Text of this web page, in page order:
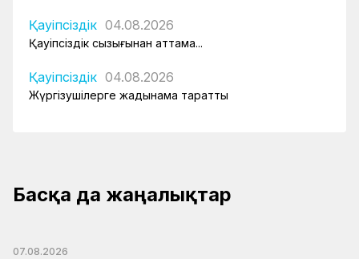
Қауіпсіздік 04.08.2026
Қауіпсіздік сызығынан аттама...
Қауіпсіздік 04.08.2026
Жүргізушілерге жадынама таратты
Басқа да жаңалықтар
07.08.2026